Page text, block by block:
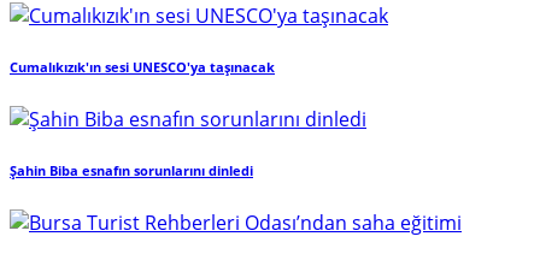
Cumalıkızık'ın sesi UNESCO'ya taşınacak
Şahin Biba esnafın sorunlarını dinledi